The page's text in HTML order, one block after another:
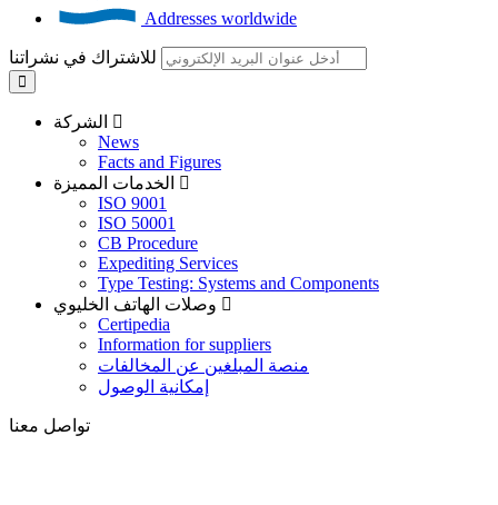
Addresses worldwide
للاشتراك في نشراتنا
News
Facts and Figures
ISO 9001
ISO 50001
CB Procedure
Expediting Services
Type Testing: Systems and Components
Certipedia
Information for suppliers
منصة المبلغين عن المخالفات
إمكانية الوصول
تواصل معنا